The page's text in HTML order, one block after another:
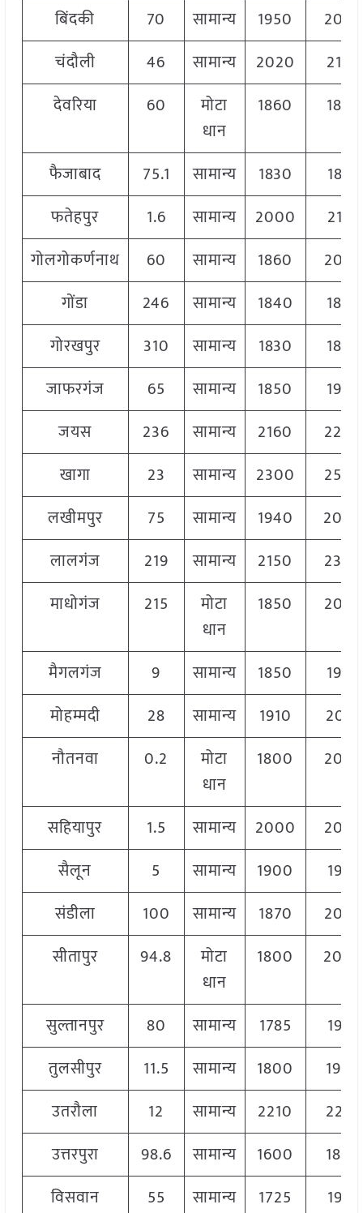
बिंदकी
70 सामान्य 1950
2080
चंदौली
46 सामान्य 2020
2150
देवरिया
60
मोटा
धान
1860 1870
फैजाबाद 75.1 सामान्य 1830
1875
फतेहपुर
1.6 सामान्य 2000
2110
गोलगोकर्णनाथ
60 सामान्य 1860
2030
गोंडा
246 सामान्य 1840
1860
गोरखपुर
310 सामान्य 1830
1870
जाफरगंज
65 सामान्य 1850
1950
जयस
236 सामान्य 2160
2200
खागा
23 सामान्य 2300
2500
लखीमपुर
75 सामान्य 1940
लालगंज
219 सामान्य 2150
2300
माधोगंज
215
मोटा
धान
1850 2040
मैगलगंज 9 सामान्य 1850
1950
मोहम्मदी
28 सामान्य 1910
2010
नौतनवा
0.2
मोटा
धान
1800 2040
सहियापुर 1.5 सामान्य 2000
2040
सैलून
5 सामान्य 1900
1910
संडीला
100 सामान्य 1870
2040
सीतापुर
94.8
मोटा
धान
1800
सुल्तानपुर 80 सामान्य 1785
1955
तुलसीपुर
11.5 सामान्य 1800
1900
उतरौला
12 सामान्य 2210
2270
उत्तरपुरा
98.6 सामान्य 1600
1800
विसवान
55 सामान्य 1725 1975